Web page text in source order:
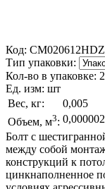
Код: CM020612HDZ
Тип упаковки:
Кол-во в упаковке:
Ед. изм: шт
Вес, кг:
0,005
Объем, м3: 0,000002
Болт с
между собой
конструкций к
цинкнаполненное